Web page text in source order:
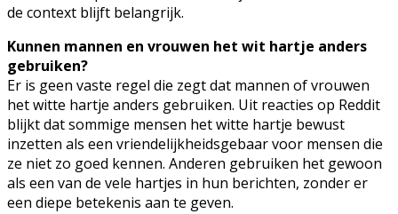
de context blijft belangrijk.
Kunnen mannen en vrouwen het wit hartje anders
gebruiken?
Er is geen vaste regel die zegt dat mannen of vrouwen
het witte hartje anders gebruiken. Uit reacties op Reddit
blijkt dat sommige mensen het witte hartje bewust
inzetten als een vriendelijkheidsgebaar voor mensen die
ze niet zo goed kennen. Anderen gebruiken het gewoon
als een van de vele hartjes in hun berichten, zonder er
een diepe betekenis aan te geven.